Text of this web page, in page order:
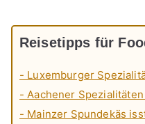
Reisetipps für
- Luxemburger
- Aachener
- Mainzer Spundekäs